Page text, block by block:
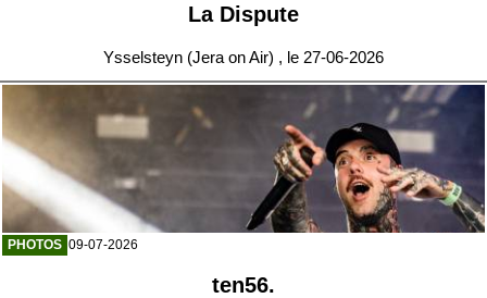
La Dispute
Ysselsteyn (Jera on Air) , le 27-06-2026
PHOTOS 09-07-2026
ten56.